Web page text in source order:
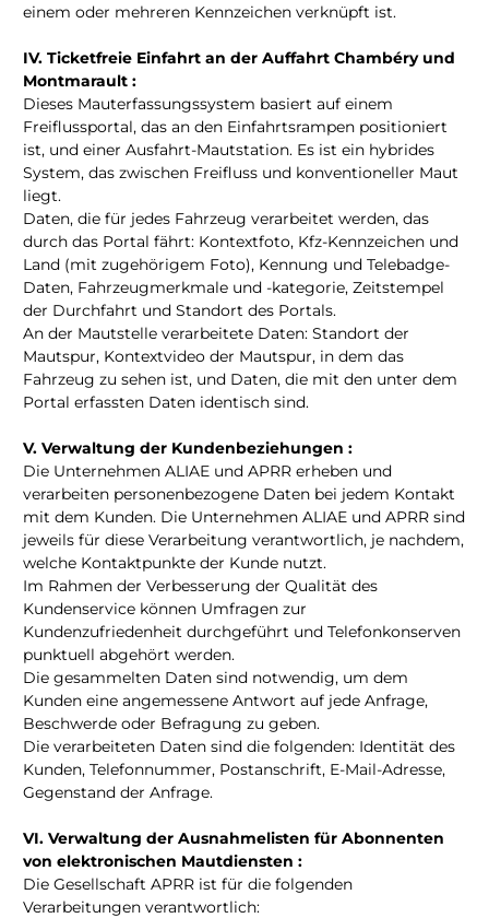
einem oder mehreren Kennzeichen verknüpft ist.
IV. Ticketfreie Einfahrt an der Auffahrt Chambéry und
Montmarault :
Dieses Mauterfassungssystem basiert auf einem
Freiflussportal, das an den Einfahrtsrampen positioniert
ist, und einer Ausfahrt-Mautstation. Es ist ein hybrides
System, das zwischen Freifluss und konventioneller Maut
liegt.
Daten, die für jedes Fahrzeug verarbeitet werden, das
durch das Portal fährt: Kontextfoto, Kfz-Kennzeichen und
Land (mit zugehörigem Foto), Kennung und Telebadge-
Daten, Fahrzeugmerkmale und -kategorie, Zeitstempel
der Durchfahrt und Standort des Portals.
An der Mautstelle verarbeitete Daten: Standort der
Mautspur, Kontextvideo der Mautspur, in dem das
Fahrzeug zu sehen ist, und Daten, die mit den unter dem
Portal erfassten Daten identisch sind.
V. Verwaltung der Kundenbeziehungen :
Die Unternehmen ALIAE und APRR erheben und
verarbeiten personenbezogene Daten bei jedem Kontakt
mit dem Kunden. Die Unternehmen ALIAE und APRR sind
jeweils für diese Verarbeitung verantwortlich, je nachdem,
welche Kontaktpunkte der Kunde nutzt.
Im Rahmen der Verbesserung der Qualität des
Kundenservice können Umfragen zur
Kundenzufriedenheit durchgeführt und Telefonkonserven
punktuell abgehört werden.
Die gesammelten Daten sind notwendig, um dem
Kunden eine angemessene Antwort auf jede Anfrage,
Beschwerde oder Befragung zu geben.
Die verarbeiteten Daten sind die folgenden: Identität des
Kunden, Telefonnummer, Postanschrift, E-Mail-Adresse,
Gegenstand der Anfrage.
VI. Verwaltung der Ausnahmelisten für Abonnenten
von elektronischen Mautdiensten :
Die Gesellschaft APRR ist für die folgenden
Verarbeitungen verantwortlich: